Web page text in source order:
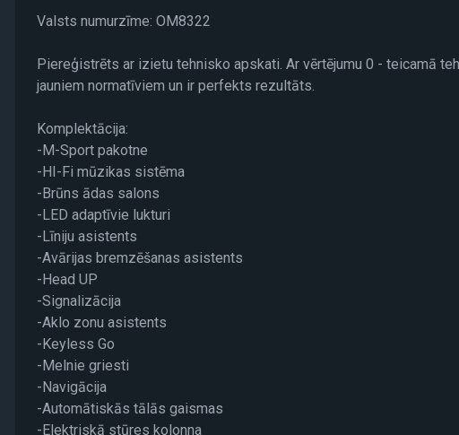
Valsts numurzīme: OM8322
Piereģistrēts ar izietu tehnisko apskati. Ar vērtējumu 0 - teicamā
jauniem normatīviem un ir perfekts rezultāts.
Komplektācija:
-M-Sport pakotne
-HI-Fi mūzikas sistēma
-Brūns ādas salons
-LED adaptīvie lukturi
-Līniju asistents
-Avārijas bremzēšanas asistents
-Head UP
-Signalizācija
-Aklo zonu asistents
-Keyless Go
-Melnie griesti
-Navigācija
-Automātiskās tālās gaismas
-Elektriskā stūres kolonna